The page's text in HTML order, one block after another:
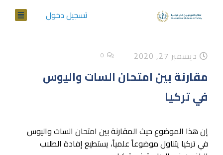
تسجيل دخول
ديسمبر 27, 2020 0
مقارنة بين امتحان السات واليوس
في تركيا
إن هذا الموضوع حيث المقارنة بين امتحان السات واليوس
في تركيا يتناول موضوعاً علمياً، يستطيع إفادة الطلاب